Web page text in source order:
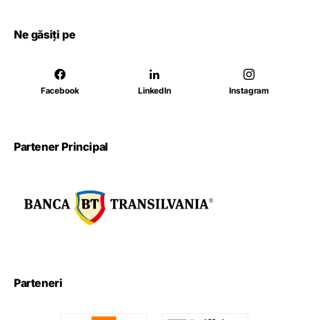
Ne găsiți pe
Facebook LinkedIn Instagram
Partener Principal
Parteneri